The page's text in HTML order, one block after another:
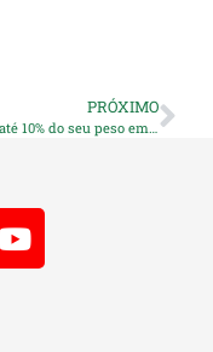
PRÓXIMO
Elimine até 10% do seu peso em 30 dias com a Pholia Negra